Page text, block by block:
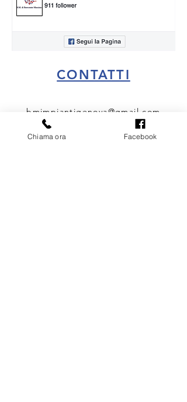
CONTATTI
bmimpiantigenova@gmail.com
3405807479
Chiama ora Facebook